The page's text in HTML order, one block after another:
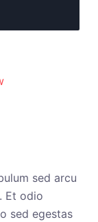
sed arcu
Et odio
sed egestas